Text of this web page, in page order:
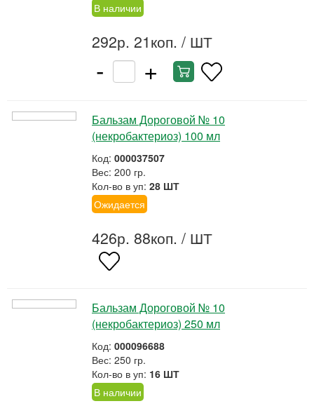
В наличии
292р. 21коп. / ШТ
- +
Бальзам Дороговой № 10
(некробактериоз) 100 мл
Код: 000037507
Вес: 200 гр.
Кол-во в уп: 28 ШТ
Ожидается
426р. 88коп. / ШТ
Бальзам Дороговой № 10
(некробактериоз) 250 мл
Код: 000096688
Вес: 250 гр.
Кол-во в уп: 16 ШТ
В наличии